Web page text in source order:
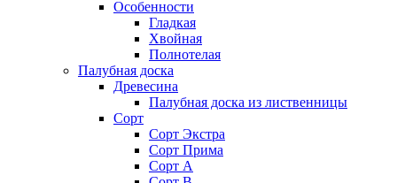
Особенности
Гладкая
Хвойная
Полнотелая
Палубная доска
Древесина
Палубная доска из лиственницы
Сорт
Сорт Экстра
Сорт Прима
Сорт A